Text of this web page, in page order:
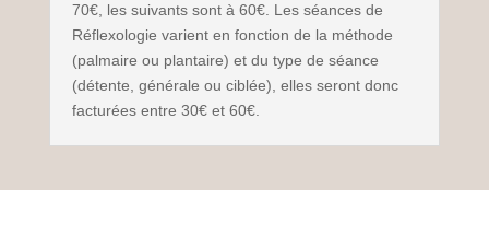
70€, les suivants sont à 60€. Les séances de
Réflexologie varient en fonction de la méthode
(palmaire ou plantaire) et du type de séance
(détente, générale ou ciblée), elles seront donc
facturées entre 30€ et 60€.